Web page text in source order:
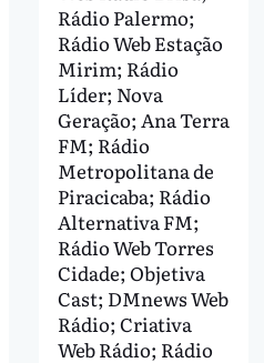
Rádio Palermo;
Rádio Web Estação
Mirim; Rádio
Líder; Nova
Geração; Ana Terra
FM; Rádio
Metropolitana de
Piracicaba; Rádio
Alternativa FM;
Rádio Web Torres
Cidade; Objetiva
Cast; DMnews Web
Rádio; Criativa
Web Rádio; Rádio